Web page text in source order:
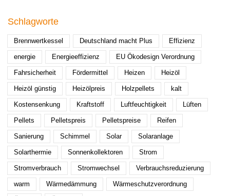
Schlagworte
Brennwertkessel Deutschland macht Plus Effizienz
energie Energieeffizienz EU Ökodesign Verordnung
Fahrsicherheit Fördermittel Heizen Heizöl
Heizöl günstig Heizölpreis Holzpellets kalt
Kostensenkung Kraftstoff Luftfeuchtigkeit Lüften
Pellets Pelletspreis Pelletspreise Reifen
Sanierung Schimmel Solar Solaranlage
Solarthermie Sonnenkollektoren Strom
Stromverbrauch Stromwechsel Verbrauchsreduzierung
warm Wärmedämmung Wärmeschutzverordnung